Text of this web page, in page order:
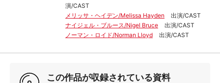
演/CAST
メリッサ・ヘイデン/Melissa Hayden
出演/CAST
ナイジェル・ブルース/Nigel Bruce
出演/CAST
ノーマン・ロイド/Norman Lloyd
出演/CAST
この作品が収録されている資料